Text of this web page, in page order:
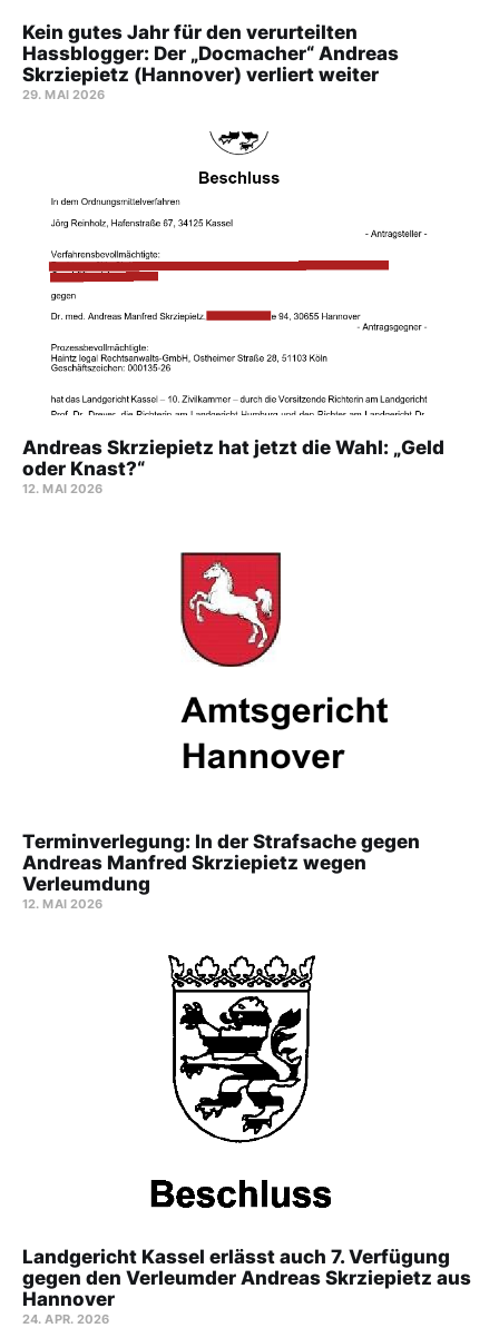
Kein gutes Jahr für den verurteilten
Hassblogger: Der „Docmacher“ Andreas
Skrziepietz (Hannover) verliert weiter
29. MAI 2026
Andreas Skrziepietz hat jetzt die Wahl: „Geld
oder Knast?“
12. MAI 2026
Terminverlegung: In der Strafsache gegen
Andreas Manfred Skrziepietz wegen
Verleumdung
12. MAI 2026
Landgericht Kassel erlässt auch 7. Verfügung
gegen den Verleumder Andreas Skrziepietz aus
Hannover
24. APR. 2026